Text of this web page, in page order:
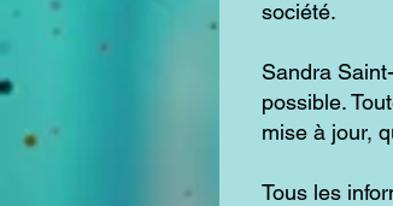
société.
Sandra
possible.
mise à jour,
Tous les